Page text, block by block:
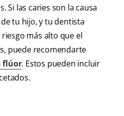
Si las caries son la causa
tu hijo, y tu dentista
más alto que el
puede recomendarte
flúor. Estos pueden incluir